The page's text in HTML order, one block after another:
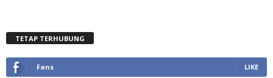
TETAP TERHUBUNG
Fans LIKE